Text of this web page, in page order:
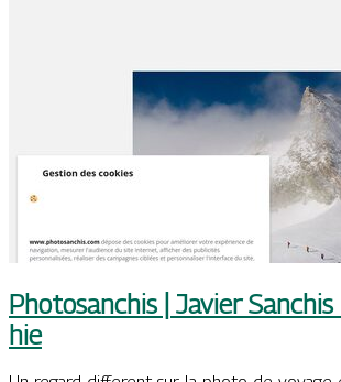
Photosanchis | Javier
hie